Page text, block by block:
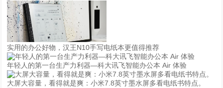
实用的办公好物，汉王N10手写电纸本更值得推荐
年轻人的第一台生产力利器—科大讯飞智能办公本 Air 体验
大屏大容量，看得就是爽：小米7.8英寸墨水屏多看电纸书特点。